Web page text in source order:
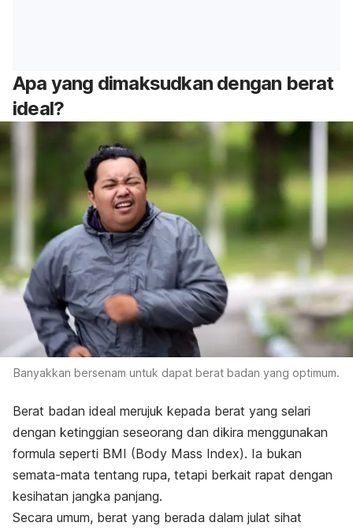
Apa yang dimaksudkan dengan berat
ideal?
Banyakkan bersenam untuk dapat berat badan yang optimum.
Berat badan ideal merujuk kepada berat yang selari
dengan ketinggian seseorang dan dikira menggunakan
formula seperti BMI (Body Mass Index). Ia bukan
semata-mata tentang rupa, tetapi berkait rapat dengan
kesihatan jangka panjang.
Secara umum, berat yang berada dalam julat sihat